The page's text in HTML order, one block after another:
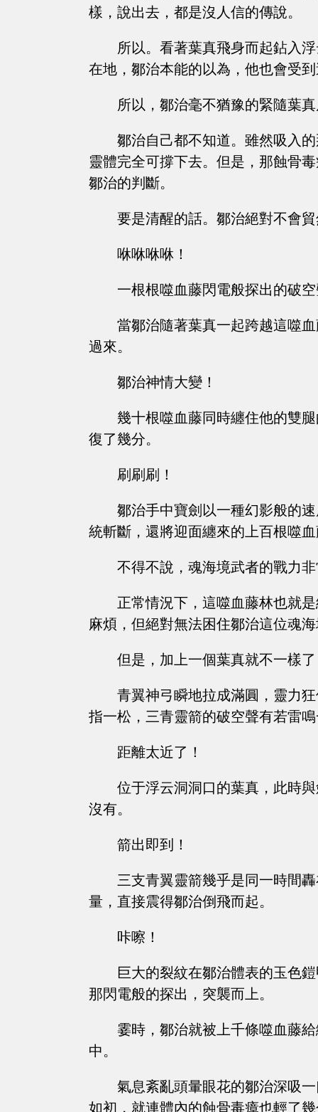
樣，說出去，都是沒人信的傳說。
所以。看著葉真飛身而起鉆入
在地，鄒治本能的以為，他也會受
所以，鄒治毫不猶豫的緊隨葉
鄒治自己都不知道。雖然吸入
靈體完全可撐下去。但是，那蝕骨
鄒治的判斷。
要是清醒的話。鄒治絕對不會
咻咻咻咻！
一根根噬血藤閃電般探出的破
當鄒治隨著葉真一起跨越這噬
過來。
鄒治神情大變！
幾十根噬血藤同時纏住他的雙
復了幾分。
刷刷刷！
鄒治手中寶劍以一種幻影般的
統斬斷，還將迎面纏來的上百根噬
不得不說，魂海境武者的戰力
正常情況下，這噬血藤林也就
麻煩，但絕對無法困住鄒治這位魂
但是，加上一個葉真就不一樣
青翼神弓瞬地拉成滿圓，靈力
指一松，三青靈箭的破空聲有若雷
距離太近了！
位于浮云洞洞口的葉真，此時
沒有。
箭出即到！
三支青翼靈箭幾乎是同一時間
量，直接震得鄒治倒飛而起。
咔嚓！
巨大的裂紋在鄒治體表的玉色
那閃電般的探出，突襲而上。
霎時，鄒治就被上千條噬血藤
中。
氣息紊亂頭暈眼花的鄒治深吸
如初，就連體內的蝕骨毒瘴也輕了